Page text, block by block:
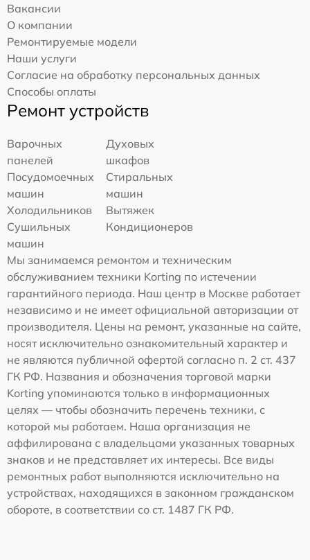
Вакансии
О компании
Ремонтируемые модели
Наши услуги
Согласие на обработку персональных данных
Способы оплаты
Ремонт устройств
Варочных
панелей
Духовых
шкафов
Посудомоечных
машин
Стиральных
машин
Холодильников
Вытяжек
Сушильных
машин
Кондиционеров
Мы занимаемся ремонтом и техническим
обслуживанием техники Korting по истечении
гарантийного периода. Наш центр в Москве работает
независимо и не имеет официальной авторизации от
производителя. Цены на ремонт, указанные на сайте,
носят исключительно ознакомительный характер и
не являются публичной офертой согласно п. 2 ст. 437
ГК РФ. Названия и обозначения торговой марки
Korting упоминаются только в информационных
целях — чтобы обозначить перечень техники, с
которой мы работаем. Наша организация не
аффилирована с владельцами указанных товарных
знаков и не представляет их интересы. Все виды
ремонтных работ выполняются исключительно на
устройствах, находящихся в законном гражданском
обороте, в соответствии со ст. 1487 ГК РФ.